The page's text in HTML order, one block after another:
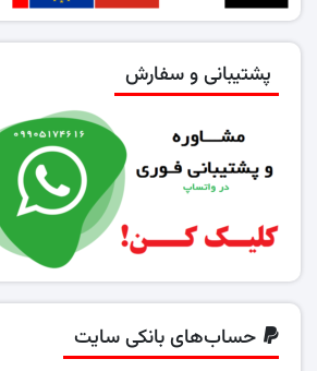
پشتیبانی و سفارش
حساب‌های بانکی سایت